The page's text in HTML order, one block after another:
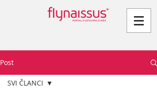
Post
SVI ČLANCI